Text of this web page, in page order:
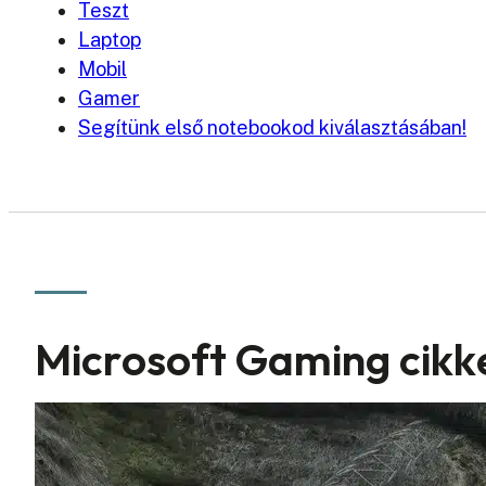
Teszt
Laptop
Mobil
Gamer
Segítünk első notebookod kiválasztásában!
Microsoft Gaming